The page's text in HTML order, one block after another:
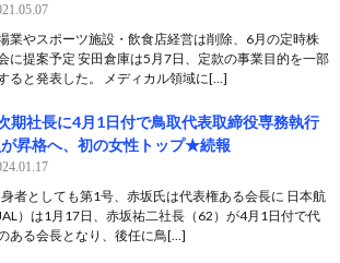
業やスポーツ施設・飲食店経営は削除、6月の定時株
に提案予定 安田倉庫は5月7日、定款の事業目的を一部
ると発表した。 メディカル領域に[…]
期社長に4月1日付で鳥取代表取締役専務執行
昇格へ、初の女性トップ★続報
者としても第1号、赤坂氏は代表権ある会長に 日本航
）は1月17日、赤坂祐二社長（62）が4月1日付で代
ある会長となり、後任に鳥[…]